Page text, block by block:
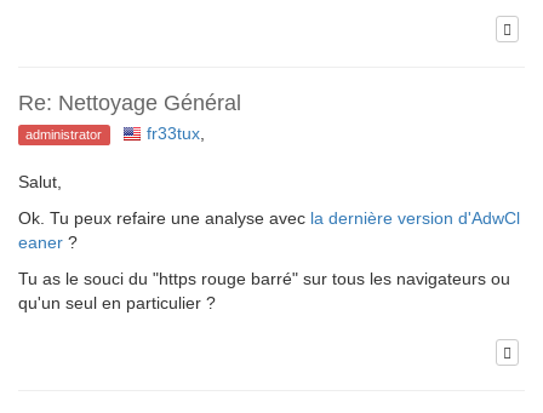
Re: Nettoyage Général
administrator fr33tux,
Salut,
Ok. Tu peux refaire une analyse avec la dernière version d'AdwCl
eaner ?
Tu as le souci du "https rouge barré" sur tous les navigateurs ou
qu'un seul en particulier ?